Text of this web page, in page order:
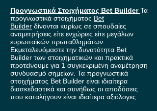
Προγνωστικά Στοιχήματος Bet BuilderΤα
προγνωστικά στοιχήματος Bet
Builder δίνονται κυρίως σε σπουδαίες
αναμετρήσεις είτε ενχώριες είτε μεγάλων
ευρωπαϊκών πρωταθλημάτων.
Εκμεταλευόμαστε την δυνατότητα Bet
Builder των στοιχηματικών και πρακτικά
προτείνουμε για 1 συγκεκριμένη αναμέτρηση
συνδυασμό σημείων. Τα προγνωστικά
στοιχήματος Bet Builder είναι ιδιαίτερα
διασκεδαστικά και συνήθως οι αποδόσεις
που καταλήγουν είναι ιδιαίτερα αξιόλογες.